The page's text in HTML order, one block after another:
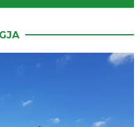
MOBIL
JOGJA